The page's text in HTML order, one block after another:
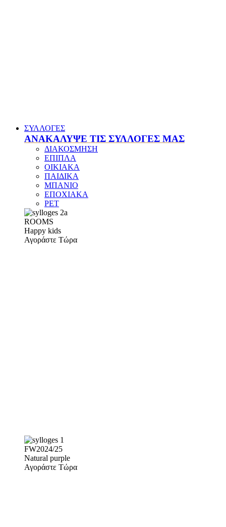
ΣΥΛΛΟΓΕΣ
ΑΝΑΚΑΛΥΨΕ ΤΙΣ ΣΥΛΛΟΓΕΣ ΜΑΣ
ΔΙΑΚΟΣΜΗΣΗ
ΕΠΙΠΛΑ
ΟΙΚΙΑΚΑ
ΠΑΙΔΙΚΑ
ΜΠΑΝΙΟ
ΕΠΟΧΙΑΚΑ
PET
ROOMS
Happy kids
Αγοράστε Τώρα
FW2024/25
Natural purple
Αγοράστε Τώρα